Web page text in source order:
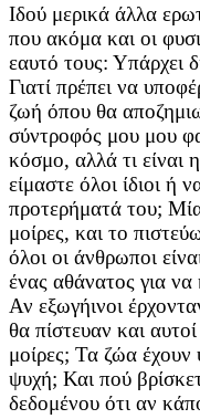
Ιδού μερικά άλλα
που ακόμα και οι
εαυτό τους: Υπάρχει
Γιατί πρέπει να
ζωή όπου θα
σύντροφός μου μου
κόσμο, αλλά τι είναι
είμαστε όλοι ίδιοι ή
προτερήματά του;
μοίρες, και το
όλοι οι άνθρωποι
ένας αθάνατος για
Αν εξωγήινοι
θα πίστευαν και
μοίρες; Τα ζώα έχουν
ψυχή; Και πού
δεδομένου ότι αν